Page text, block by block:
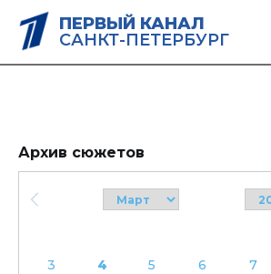
ПЕРВЫЙ КАНАЛ
САНКТ-ПЕТЕРБУРГ
Архив сюжетов
3
4 5 6 7